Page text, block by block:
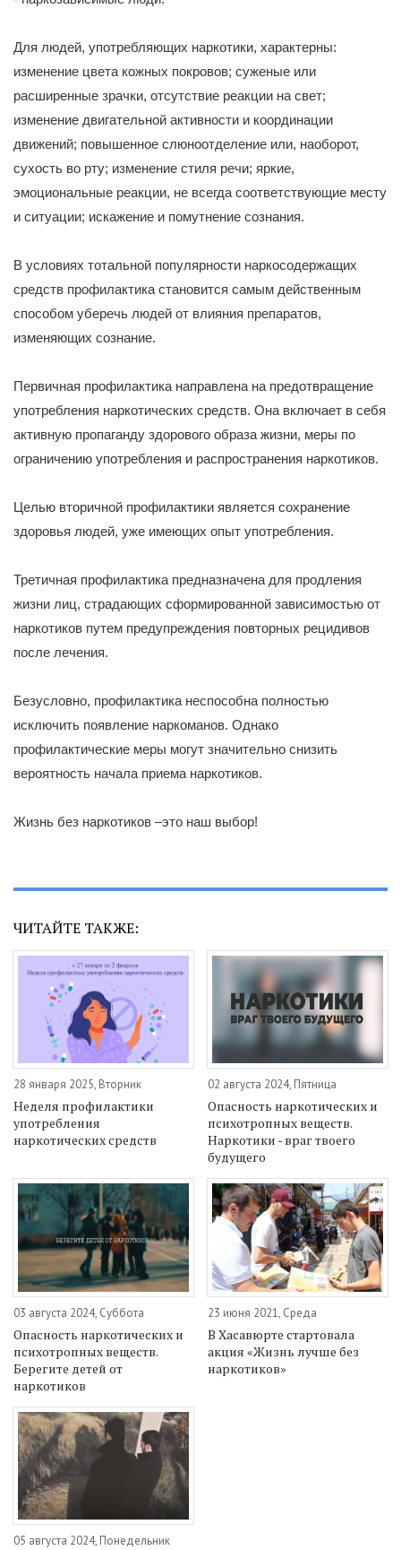
Для людей, употребляющих наркотики, характерны:
изменение цвета кожных покровов; суженые или
расширенные зрачки, отсутствие реакции на свет;
изменение двигательной активности и координации
движений; повышенное слюноотделение или, наоборот,
сухость во рту; изменение стиля речи; яркие,
эмоциональные реакции, не всегда соответствующие месту
и ситуации; искажение и помутнение сознания.
В условиях тотальной популярности наркосодержащих
средств профилактика становится самым действенным
способом уберечь людей от влияния препаратов,
изменяющих сознание.
Первичная профилактика направлена на предотвращение
употребления наркотических средств. Она включает в себя
активную пропаганду здорового образа жизни, меры по
ограничению употребления и распространения наркотиков.
Целью вторичной профилактики является сохранение
здоровья людей, уже имеющих опыт употребления.
Третичная профилактика предназначена для продления
жизни лиц, страдающих сформированной зависимостью от
наркотиков путем предупреждения повторных рецидивов
после лечения.
Безусловно, профилактика неспособна полностью
исключить появление наркоманов. Однако
профилактические меры могут значительно снизить
вероятность начала приема наркотиков.
Жизнь без наркотиков –это наш выбор!
ЧИТАЙТЕ ТАКЖЕ:
28 января 2025, Вторник
Неделя профилактики
употребления
наркотических средств
02 августа 2024, Пятница
Опасность наркотических и
психотропных веществ.
Наркотики - враг твоего
будущего
03 августа 2024, Суббота
Опасность наркотических и
психотропных веществ.
Берегите детей от
наркотиков
23 июня 2021, Среда
В Хасавюрте стартовала
акция «Жизнь лучше без
наркотиков»
05 августа 2024, Понедельник